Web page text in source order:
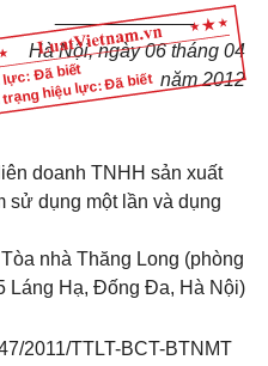
Đã biết
hiệu lực: Đã biết
_____________
Hà Nội, ngày 06 tháng 04
năm 2012
doanh TNHH sản xuất
sử dụng một lần và dụng
nhà Thăng Long (phòng
Láng Hạ, Đống Đa, Hà Nội)
2011/TTLT-BCT-BTNMT